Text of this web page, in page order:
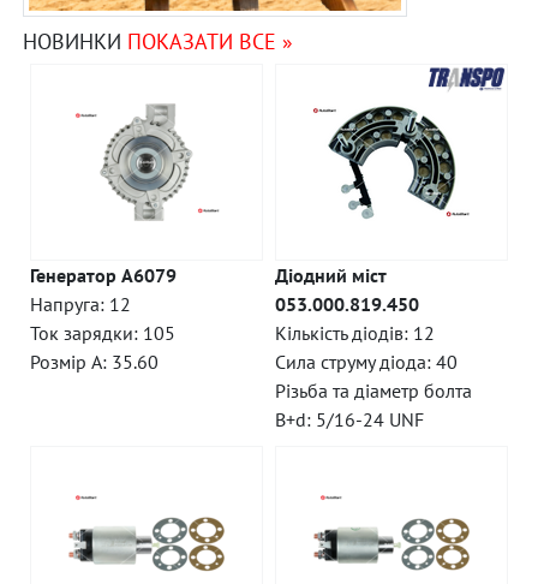
НОВИНКИ ПОКАЗАТИ ВСЕ »
Генератор A6079
Напруга: 12
Ток зарядки: 105
Розмір A: 35.60
Діодний міст
053.000.819.450
Кількість діодів: 12
Сила струму діода: 40
Різьба та діаметр болта
B+d: 5/16-24 UNF